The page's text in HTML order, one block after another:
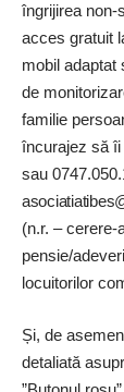
îngrijirea non-
acces gratuit
mobil adaptat
de
familie
încurajez să îi
sau
(n.r. – cerere-
pensie/
locuitorilor
Și, de
detaliată